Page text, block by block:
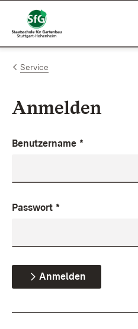
Zum Inhalt springen
Link zur Startseite
Service
Anmelden
Benutzername *
Passwort *
Anmelden